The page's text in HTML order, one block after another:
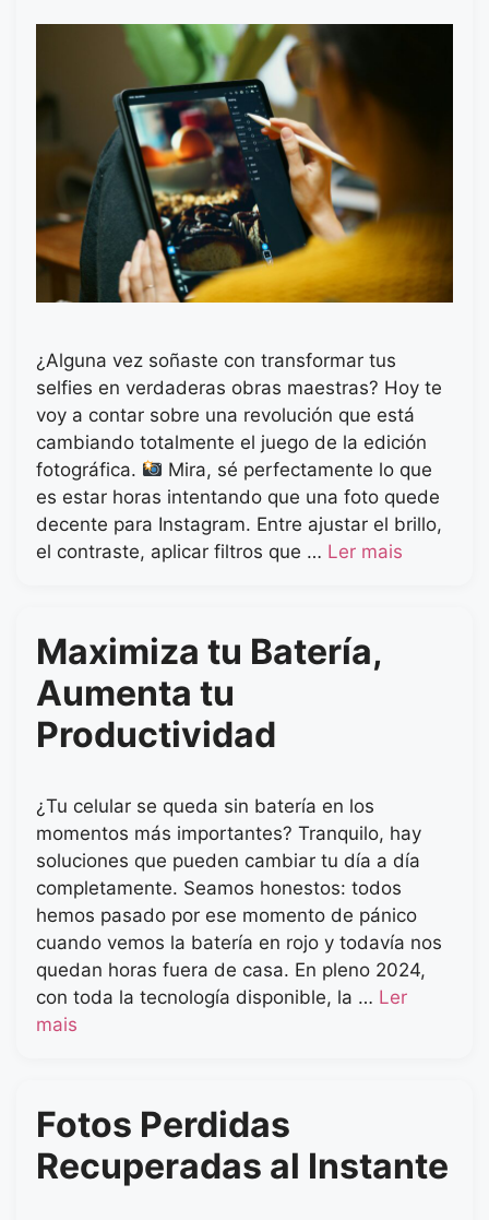
¿Alguna vez soñaste con transformar tus
selfies en verdaderas obras maestras? Hoy te
voy a contar sobre una revolución que está
cambiando totalmente el juego de la edición
fotográfica.
Mira, sé perfectamente lo que
es estar horas intentando que una foto quede
decente para Instagram. Entre ajustar el brillo,
el contraste, aplicar filtros que … Ler mais
Maximiza tu Batería,
Aumenta tu
Productividad
¿Tu celular se queda sin batería en los
momentos más importantes? Tranquilo, hay
soluciones que pueden cambiar tu día a día
completamente. Seamos honestos: todos
hemos pasado por ese momento de pánico
cuando vemos la batería en rojo y todavía nos
quedan horas fuera de casa. En pleno 2024,
con toda la tecnología disponible, la … Ler
mais
Fotos Perdidas
Recuperadas al Instante